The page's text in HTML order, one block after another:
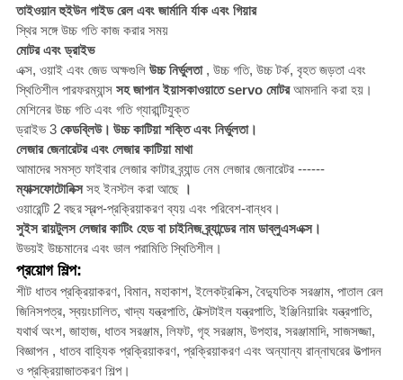
তাইওয়ান হুইউন গাইড রেল এবং জার্মানি র্যাক এবং গিয়ার
স্থির সঙ্গে উচ্চ গতি কাজ করার সময়
মোটর এবং ড্রাইভ
এক্স, ওয়াই এবং জেড অক্ষগুলি উচ্চ নির্ভুলতা, উচ্চ গতি, উচ্চ টর্ক, বৃহত জড়তা এবং
স্থিতিশীল পারফরম্যান্স সহ জাপান ইয়াসকাওয়াতে servo মোটরআমদানি করা হয়।
মেশিনের উচ্চ গতি এবং গতি গ্যারান্টিযুক্ত
ড্রাইভ 3 কেডব্লিউ। উচ্চ কাটিয়া শক্তি এবং নির্ভুলতা।
লেজার জেনারেটর এবং লেজার কাটিয়া মাথা
আমাদের সমস্ত ফাইবার লেজার কাটার ব্র্যান্ড নেম লেজার জেনারেটর ------
ম্যাক্সফোটোনিক্সসহ ইনস্টল করা আছে ।
ওয়ারেন্টি 2 বছরস্বল্প-প্রক্রিয়াকরণ ব্যয় এবং পরিবেশ-বান্ধব।
সুইস রায়টুলস লেজার কাটিং হেড বা চাইনিজ ব্র্যান্ডের নাম ডাব্লুএসএক্স।
উভয়ই উচ্চমানের এবং ভাল পরামিতি স্থিতিশীল।
প্রয়োগ শিল্প:
শীট ধাতব প্রক্রিয়াকরণ, বিমান, মহাকাশ, ইলেকট্রনিক্স, বৈদ্যুতিক সরঞ্জাম, পাতাল রেল
জিনিসপত্র, স্বয়ংচালিত, খাদ্য যন্ত্রপাতি, টেক্সটাইল যন্ত্রপাতি, ইঞ্জিনিয়ারিং যন্ত্রপাতি,
যথার্থ অংশ, জাহাজ, ধাতব সরঞ্জাম, লিফট, গৃহ সরঞ্জাম, উপহার, সরঞ্জামাদি, সাজসজ্জা,
বিজ্ঞাপন , ধাতব বাহ্যিক প্রক্রিয়াকরণ, প্রক্রিয়াকরণ এবং অন্যান্য রান্নাঘরের উত্পাদন
ও প্রক্রিয়াজাতকরণ শিল্প।